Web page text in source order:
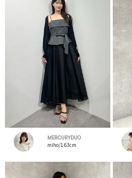
MERCURYDUO
miho/163cm